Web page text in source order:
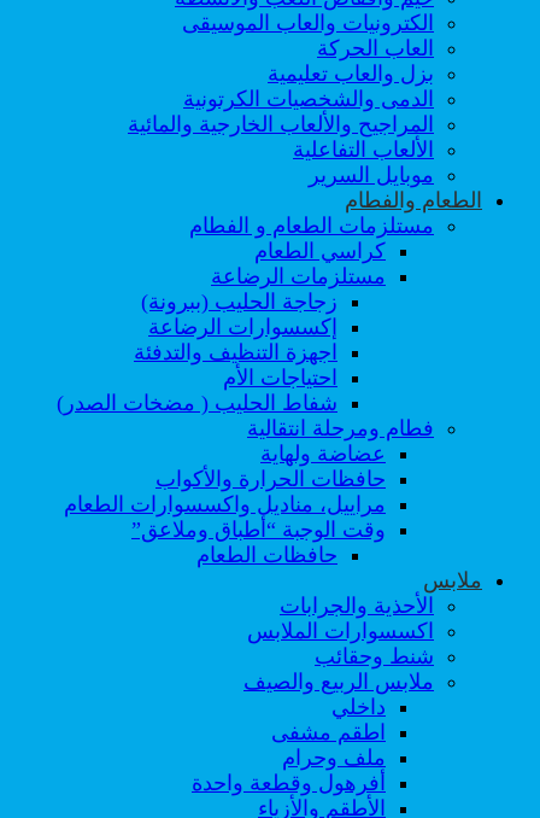
الكترونيات والعاب الموسيقى
العاب الحركة
بزل والعاب تعليمية
الدمى والشخصيات الكرتونية
المراجيح والألعاب الخارجية والمائية
الألعاب التفاعلية
موبايل السرير
الطعام والفطام
مستلزمات الطعام و الفطام
كراسي الطعام
مستلزمات الرضاعة
زجاجة الحليب (ببرونة)
إكسسوارات الرضاعة
اجهزة التنظيف والتدفئة
احتياجات الأم
شفاط الحليب ( مضخات الصدر)
فطام ومرحلة انتقالية
عضاضة ولهاية
حافظات الحرارة والأكواب
مراييل، مناديل واكسسوارات الطعام
وقت الوجبة “أطباق وملاعق”
حافظات الطعام
ملابس
الأحذية والجرابات
اكسسوارات الملابس
شنط وحقائب
ملابس الربيع والصيف
داخلي
اطقم مشفى
ملف وحرام
أفرهول وقطعة واحدة
الأطقم والأزياء